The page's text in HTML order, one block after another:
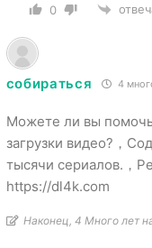
0
собираться 4
Можете ли вы помочь
загрузки видео?，
тысячи сериалов.，
https://dl4k.com
Наконец, 4 Много лет